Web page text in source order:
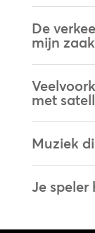
De
mijn zaak
met
Muziek
Je speler